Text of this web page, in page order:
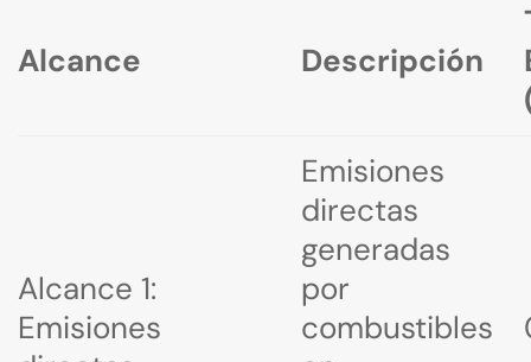
Alcance Descripción
Alcance 1:
Emisiones
Emisiones
directas
generadas
por
combustibles